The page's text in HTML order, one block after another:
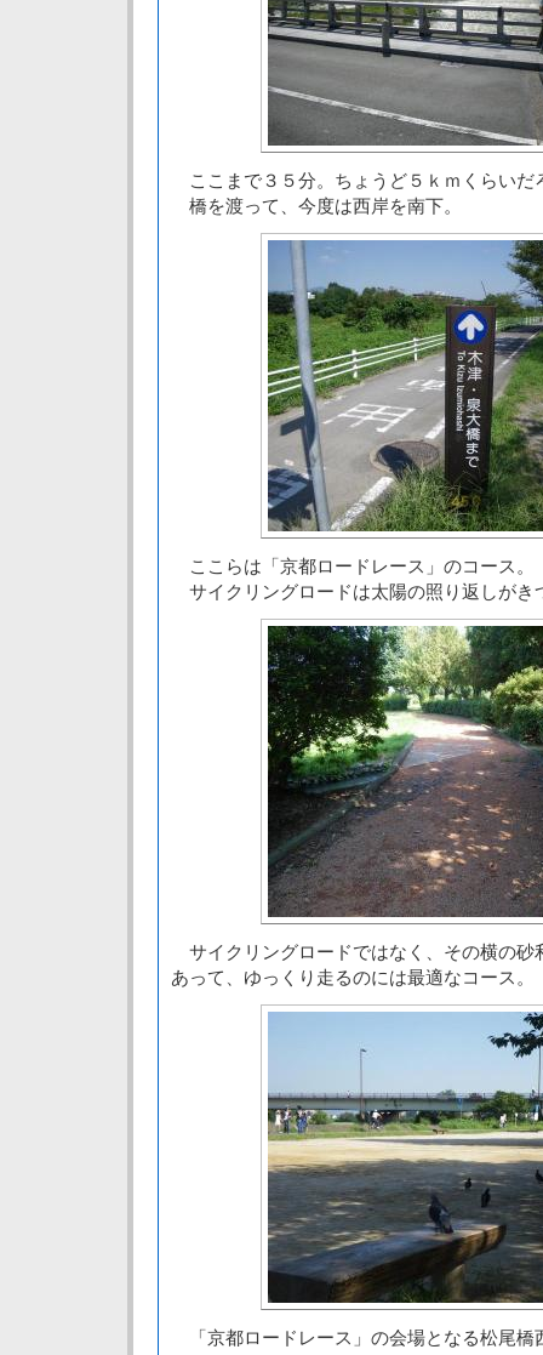
ここまで３５分。ちょうど５ｋｍくらいだ
橋を渡って、今度は西岸を南下。
ここらは「京都ロードレース」のコース。
サイクリングロードは太陽の照り返しがき
サイクリングロードではなく、その横の砂
あって、ゆっくり走るのには最適なコース。
「京都ロードレース」の会場となる松尾橋